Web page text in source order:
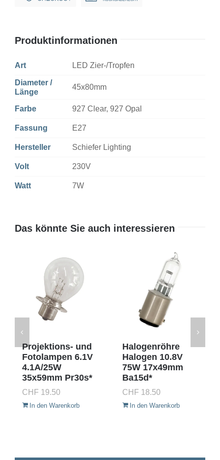
Produktinformationen
Art LED Zier-/Tropfen
Diameter /
Länge
45x80mm
Farbe 927 Clear, 927 Opal
Fassung E27
Hersteller Schiefer Lighting
Volt 230V
Watt 7W
Das könnte Sie auch interessieren
Projektions- und
Fotolampen 6.1V
4.1A/25W
35x59mm Pr30s*
CHF 19.50
In den Warenkorb
Halogenröhre
Halogen 10.8V
75W 17x49mm
Ba15d*
CHF 18.50
In den Warenkorb